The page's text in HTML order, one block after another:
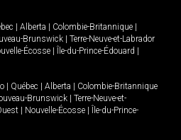
Alberta Colombie-Britannique
Brunswick
Terre-Neuve-et-Labrador
Écosse Île-du-Prince-Édouard
Québec Alberta
Colombie-Britannique
Brunswick
Terre-Neuve-et-
Nouvelle-Écosse
Île-du-Prince-